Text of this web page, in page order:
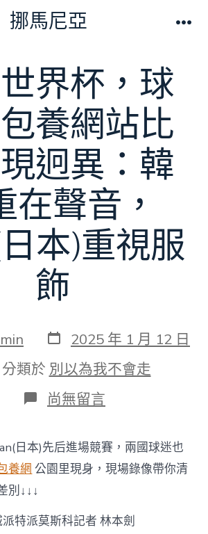
挪馬尼亞
界杯，球
養網站比
迥異：韓
在聲音，
日本)重視服
飾
發
表
日
期
2025 年 1 月 12 日
分類於 別以為我不會走
在
〈同
世
界
杯，
臺
包
尚無留言
日本)先后進場競賽，兩國球迷也
養網 公園里現身，現場錄像帶你清
別↓↓↓
派莫斯科記者 林本劍